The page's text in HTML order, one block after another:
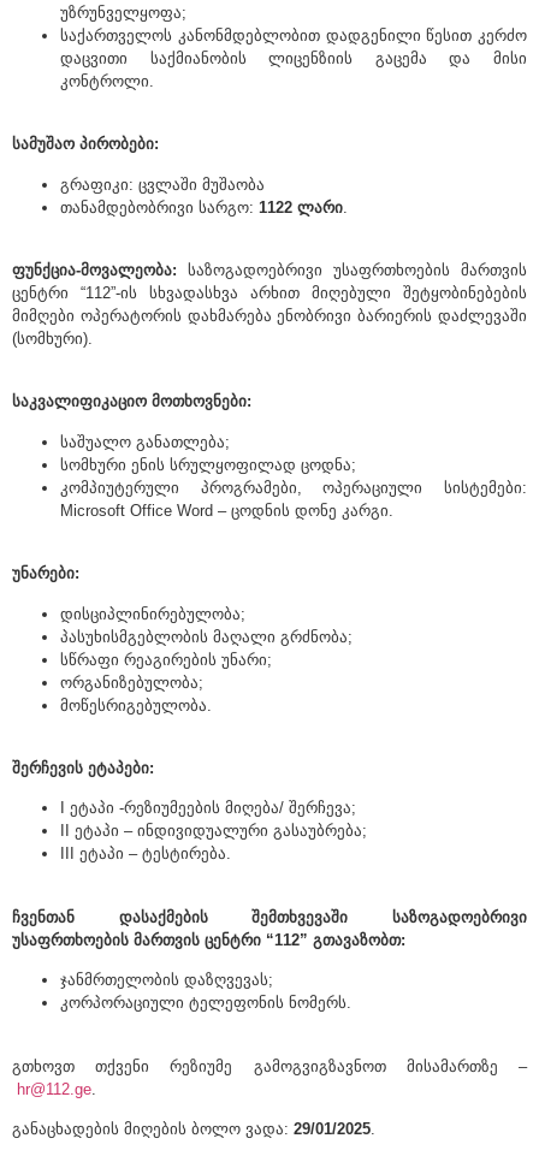
უზრუნველყოფა;
საქართველოს კანონმდებლობით დადგენილი წესით კერძო
დაცვითი საქმიანობის ლიცენზიის გაცემა და მისი
კონტროლი.
სამუშაო პირობები:
გრაფიკი: ცვლაში მუშაობა
თანამდებობრივი სარგო: 1122 ლარი
ფუნქცია-მოვალეობა: საზოგადოებრივი უსაფრთხოების მართვის
ცენტრი “112”-ის სხვადასხვა არხით მიღებული შეტყობინებების
მიმღები ოპერატორის დახმარება ენობრივი ბარიერის დაძლევაში
(სომხური).
საკვალიფიკაციო მოთხოვნები:
საშუალო განათლება;
სომხური ენის სრულყოფილად ცოდნა;
კომპიუტერული პროგრამები, ოპერაციული სისტემები:
Microsoft Office Word – ცოდნის დონე კარგი.
უნარები:
დისციპლინირებულობა;
პასუხისმგებლობის მაღალი გრძნობა;
სწრაფი რეაგირების უნარი;
ორგანიზებულობა;
მოწესრიგებულობა.
შერჩევის ეტაპები:
I ეტაპი -რეზიუმეების მიღება/ შერჩევა;
II ეტაპი – ინდივიდუალური გასაუბრება;
III ეტაპი – ტესტირება.
ჩვენთან დასაქმების შემთხვევაში საზოგადოებრივი
უსაფრთხოების მართვის ცენტრი “112” გთავაზობთ:
ჯანმრთელობის დაზღვევას;
კორპორაციული ტელეფონის ნომერს.
გთხოვთ თქვენი რეზიუმე გამოგვიგზავნოთ მისამართზე –
hr@112.ge
განაცხადების მიღების ბოლო ვადა: 29/01/2025